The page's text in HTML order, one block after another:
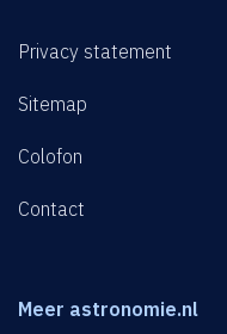
Privacy statement
Sitemap
Colofon
Contact
Meer astronomie.nl